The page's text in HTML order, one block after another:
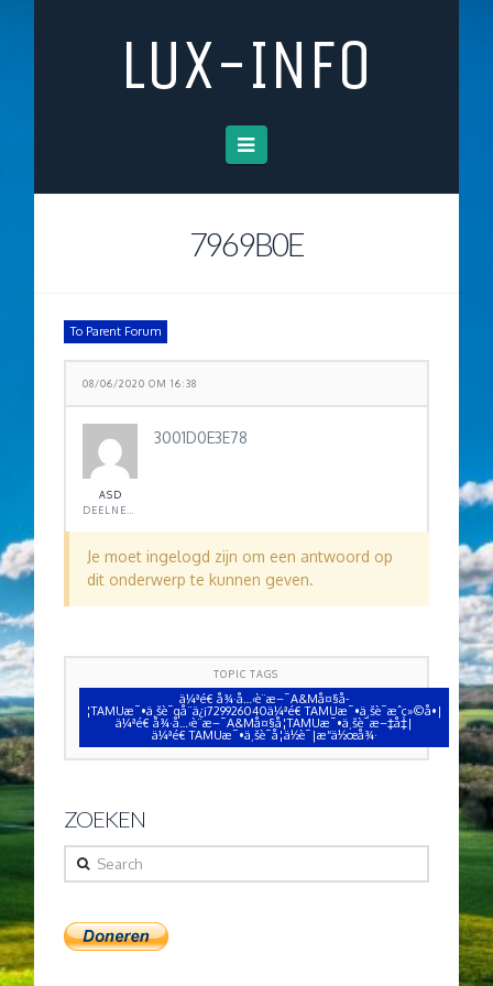
LUX-INFO
Navigation
7969B0E
To Parent Forum
08/06/2020 OM 16:38
ASD
3001D0E3E78
Je moet ingelogd zijn om een antwoord op
dit onderwerp te kunnen geven.
TOPIC TAGS
ä¼ªé€ å¾·å…‹è¨æ–¯A&Må¤§å­
¦TAMUæ¯•ä¸šè¯qå¨ä¿¡729926040ä¼ªé€ TAMUæ¯•ä¸šè¯æˆç»©å•|
ä¼ªé€ å¾·å…‹è¨æ–¯A&Må¤§å­¦TAMUæ¯•ä¸šè¯æ–‡å‡­|
ä¼ªé€ TAMUæ¯•ä¸šè¯å­¦ä½è¯|æ“ä½œå¾·
ZOEKEN
Search